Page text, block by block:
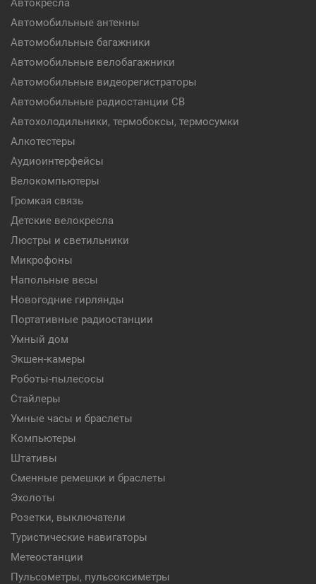
Автокресла
Автомобильные антенны
Автомобильные багажники
Автомобильные велобагажники
Автомобильные видеорегистраторы
Автомобильные радиостанции CB
Автохолодильники, термобоксы, термосумки
Алкотестеры
Аудиоинтерфейсы
Велокомпьютеры
Громкая связь
Детские велокресла
Люстры и светильники
Микрофоны
Напольные весы
Новогодние гирлянды
Портативные радиостанции
Умный дом
Экшен-камеры
Роботы-пылесосы
Стайлеры
Умные часы и браслеты
Компьютеры
Штативы
Сменные ремешки и браслеты
Эхолоты
Розетки, выключатели
Туристические навигаторы
Метеостанции
Пульсометры, пульсоксиметры